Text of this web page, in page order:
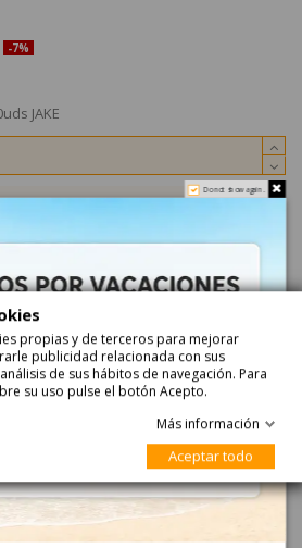
-7%
JAKE
JAKE
de
cítrico,ácido ,málico:aromas,corrector
Do not show again.
propias y de terceros para mejorar
publicidad relacionada con sus
de sus hábitos de navegación. Para
su uso pulse el botón Acepto.
Más información
Aceptar todo